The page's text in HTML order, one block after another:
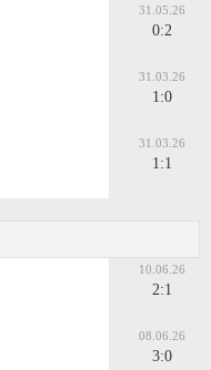
31.05.26
0:2
31.03.26
1:0
31.03.26
1:1
10.06.26
2:1
08.06.26
3:0